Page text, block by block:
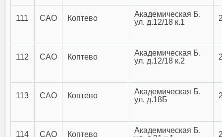
111 САО Коптево
Академическая Б.
ул. д.12/18 к.1
112 САО Коптево
Академическая Б.
ул. д.12/18 к.2
113 САО Коптево
Академическая Б.
ул. д.18Б
114 САО Коптево
Академическая Б.